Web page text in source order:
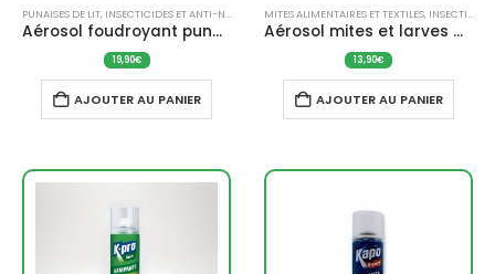
PUNAISES DE LIT, INSECTICIDES ET ANTI-NUISIBLES
Aérosol foudroyant punaises de lit (400 ml) – KAPO
19,90€
AJOUTER AU PANIER
MITES ALIMENTAIRES ET TEXTILES, INSECTICIDES ET ANTI-NUISIBLES
Aérosol mites et larves de vêtements (400 ml) – FURY
13,90€
AJOUTER AU PANIER